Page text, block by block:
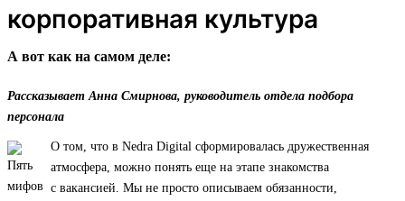
корпоративная культура
А вот как на самом деле:
Рассказывает Анна Смирнова, руководитель отдела подбора
персонала
О том, что в Nedra Digital сформировалась дружественная
атмосфера, можно понять еще на этапе знакомства
с вакансией. Мы не просто описываем обязанности,